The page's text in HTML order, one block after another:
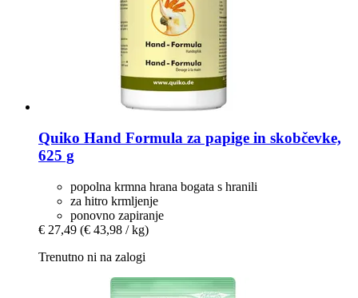
Quiko Hand Formula za papige in skobčevke,
625 g
popolna krmna hrana bogata s hranili
za hitro krmljenje
ponovno zapiranje
€ 27,49 (€ 43,98 / kg)
Trenutno ni na zalogi